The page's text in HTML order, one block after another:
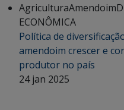
AgriculturaAmendoim
ECONÔMICA
Política de
amendoim crescer e
produtor no país
24 jan 2025